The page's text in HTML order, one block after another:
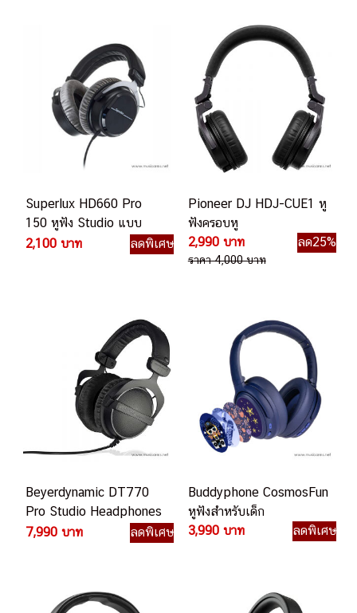
Superlux HD660 Pro
150 หูฟัง Studio แบบ
Closed-Back
2,100 บาท ลดพิเศษ
Pioneer DJ HDJ-CUE1 หู
ฟังครอบหู
2,990 บาท
ลด25%
ราคา 4,000 บาท
Beyerdynamic DT770
Pro Studio Headphones
(Closed) หูฟังครอบหู
7,990 บาท ลดพิเศษ
Buddyphone CosmosFun
หูฟังสำหรับเด็ก
3,990 บาท
ลดพิเศษ